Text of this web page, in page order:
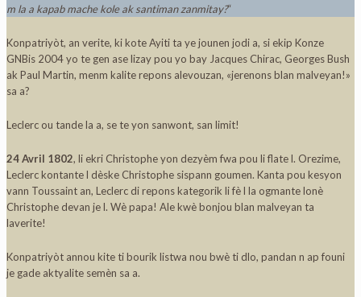
m la a kapab mache kole ak santiman zanmitay?“
Konpatriyòt, an verite, ki kote Ayiti ta ye jounen jodi a, si ekip Konze
GNBis 2004 yo te gen ase lizay pou yo bay Jacques Chirac, Georges Bush
ak Paul Martin, menm kalite repons alevouzan, «jerenons blan malveyan!»
sa a?
Leclerc ou tande la a, se te yon sanwont, san limit!
24 Avril 1802, li ekri Christophe yon dezyèm fwa pou li flate l. Orezime,
Leclerc kontante l dèske Christophe sispann goumen. Kanta pou kesyon
vann Toussaint an, Leclerc di repons kategorik li fè l la ogmante lonè
Christophe devan je l. Wè papa! Ale kwè bonjou blan malveyan ta
laverite!
Konpatriyòt annou kite ti bourik listwa nou bwè ti dlo, pandan n ap founi
je gade aktyalite semèn sa a.